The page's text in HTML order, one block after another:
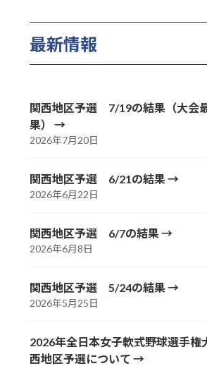
最新情報
関西地区予選 7/19の結果（大会
果）
2026年7月20日
関西地区予選 6/21の結果
2026年6月22日
関西地区予選 6/7の結果
2026年6月8日
関西地区予選 5/24の結果
2026年5月25日
2026年全日本女子軟式野球選手権
西地区予選について